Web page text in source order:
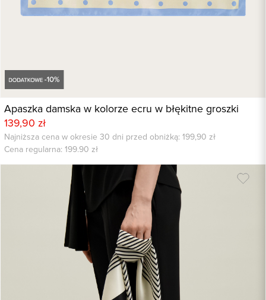
Apaszka damska w kolorze ecru w błękitne groszki
139,90 zł
Najniższa cena w okresie 30 dni przed obniżką: 199,90 zł
Cena regularna: 199.90 zł